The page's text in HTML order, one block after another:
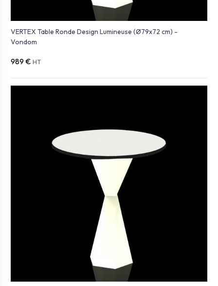
VERTEX Table Ronde Design Lumineuse (Ø79x72 cm) -
Vondom
989 € HT